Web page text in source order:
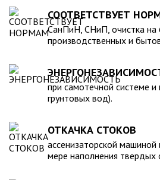
для машины. При подборе септика
стоков в зависимости от
возможности залпового слива.
устойчивость к воздействию любых
2. Возможность использования при
температуры, в том числе при
период. 3. Долговечность – срок
устанавливается на
нескольких часов. 5. Простота
ассортименте продукции,
пластиковые и стеклопластиковые
в полном соответствии с
санитарно-гигиеническими и
СООТВЕТСТВУЕТ
СанПиН, СНиП, очистка на
производственных и
при самотечной системе и
грунтовых вод).
ОТКАЧКА СТОКОВ
ассенизаторской
мере наполнения твердых